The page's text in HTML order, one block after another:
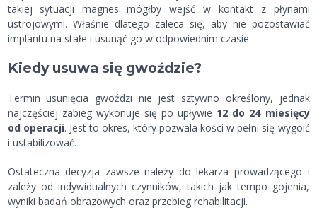
takiej sytuacji magnes mógłby wejść w kontakt z płynami
ustrojowymi. Właśnie dlatego zaleca się, aby nie pozostawiać
implantu na stałe i usunąć go w odpowiednim czasie.
Kiedy usuwa się gwoździe?
Termin usunięcia gwoździ nie jest sztywno określony, jednak
najczęściej zabieg wykonuje się po upływie 12 do 24 miesięcy
od operacji. Jest to okres, który pozwala kości w pełni się wygoić
i ustabilizować.
Ostateczna decyzja zawsze należy do lekarza prowadzącego i
zależy od indywidualnych czynników, takich jak tempo gojenia,
wyniki badań obrazowych oraz przebieg rehabilitacji.